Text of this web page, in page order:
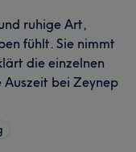
ruhige Art,
fühlt. Sie nimmt
die einzelnen
Auszeit bei Zeynep